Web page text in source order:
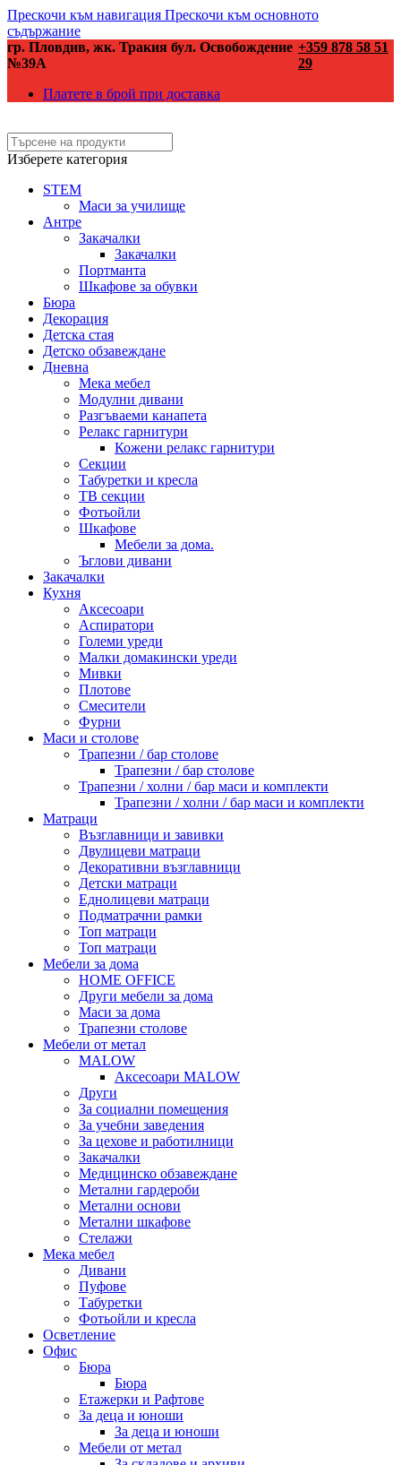
Прескочи към навигация Прескочи към основното
съдържание
гр. Пловдив, жк. Тракия бул. Освобождение
№39А
+359 878 58 51
29
Платете в брой при доставка
Изберете категория
STEM
Маси за училище
Антре
Закачалки
Закачалки
Портманта
Шкафове за обувки
Бюра
Декорация
Детска стая
Детско обзавеждане
Дневна
Мека мебел
Модулни дивани
Разгъваеми канапета
Релакс гарнитури
Кожени релакс гарнитури
Секции
Табуретки и кресла
ТВ секции
Фотьойли
Шкафове
Мебели за дома.
Ъглови дивани
Закачалки
Кухня
Аксесоари
Аспиратори
Големи уреди
Малки домакински уреди
Мивки
Плотове
Смесители
Фурни
Маси и столове
Трапезни / бар столове
Трапезни / бар столове
Трапезни / холни / бар маси и комплекти
Трапезни / холни / бар маси и комплекти
Матраци
Възглавници и завивки
Двулицеви матраци
Декоративни възглавници
Детски матраци
Еднолицеви матраци
Подматрачни рамки
Топ матраци
Топ матраци
Мебели за дома
HOME OFFICE
Други мебели за дома
Маси за дома
Трапезни столове
Мебели от метал
MALOW
Аксесоари MALOW
Други
За социални помещения
За учебни заведения
За цехове и работилници
Закачалки
Медицинско обзавеждане
Метални гардероби
Метални основи
Метални шкафове
Стелажи
Мека мебел
Дивани
Пуфове
Табуретки
Фотьойли и кресла
Осветление
Офис
Бюра
Бюра
Етажерки и Рафтове
За деца и юноши
За деца и юноши
Мебели от метал